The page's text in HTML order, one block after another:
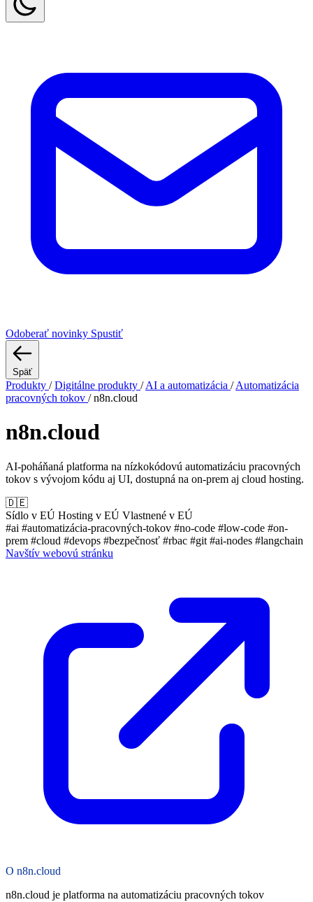
Odoberať novinky Spustiť
Späť
Produkty / Digitálne produkty / AI a automatizácia / Automatizácia
pracovných tokov / n8n.cloud
n8n.cloud
AI-poháňaná platforma na nízkokódovú automatizáciu pracovných
tokov s vývojom kódu aj UI, dostupná na on-prem aj cloud hosting.
🇩🇪
Sídlo v EÚ Hosting v EÚ Vlastnené v EÚ
#ai #automatizácia-pracovných-tokov #no-code #low-code #on-
prem #cloud #devops #bezpečnosť #rbac #git #ai-nodes #langchain
Navštív webovú stránku
O n8n.cloud
n8n.cloud je platforma na automatizáciu pracovných tokov